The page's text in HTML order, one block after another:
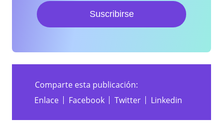
Suscribirse
Comparte esta publicación:
Enlace
Facebook Twitter Linkedin